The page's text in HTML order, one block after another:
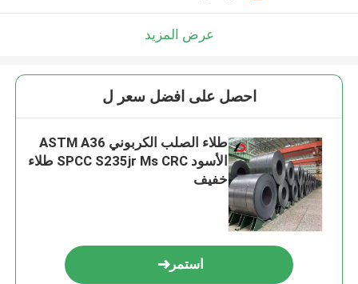
عرض المزيد
احصل على افضل سعر ل
طلاء الصلب الكربوني ASTM A36
الأسود SPCC S235jr Ms CRC طلاء
خفيف
استمر